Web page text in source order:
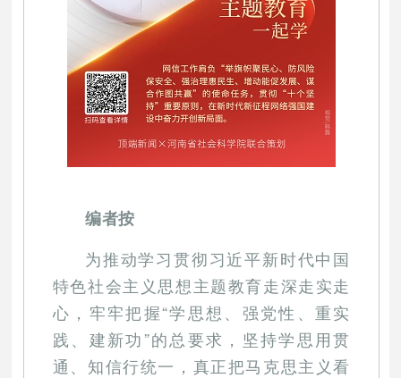
编者按
为推动学习贯彻习近平新时代中国
特色社会主义思想主题教育走深走实走
心，牢牢把握“学思想、强党性、重实
践、建新功”的总要求，坚持学思用贯
通、知信行统一，真正把马克思主义看